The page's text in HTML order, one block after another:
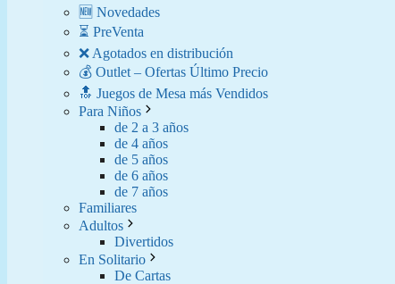
🆕 Novedades
⏳ PreVenta
❌ Agotados en distribución
💰 Outlet – Ofertas Último Precio
🔝 Juegos de Mesa más Vendidos
Para Niños
de 2 a 3 años
de 4 años
de 5 años
de 6 años
de 7 años
Familiares
Adultos
Divertidos
En Solitario
De Cartas